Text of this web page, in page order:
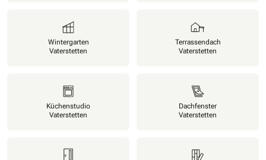
Wintergarten
Vaterstetten
Terrassendach
Vaterstetten
Küchenstudio
Vaterstetten
Dachfenster
Vaterstetten